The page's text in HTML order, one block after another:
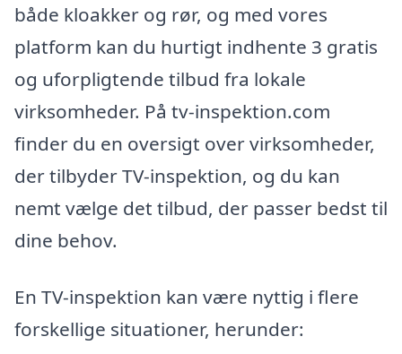
både kloakker og rør, og med vores
platform kan du hurtigt indhente 3 gratis
og uforpligtende tilbud fra lokale
virksomheder. På tv-inspektion.com
finder du en oversigt over virksomheder,
der tilbyder TV-inspektion, og du kan
nemt vælge det tilbud, der passer bedst til
dine behov.
En TV-inspektion kan være nyttig i flere
forskellige situationer, herunder: